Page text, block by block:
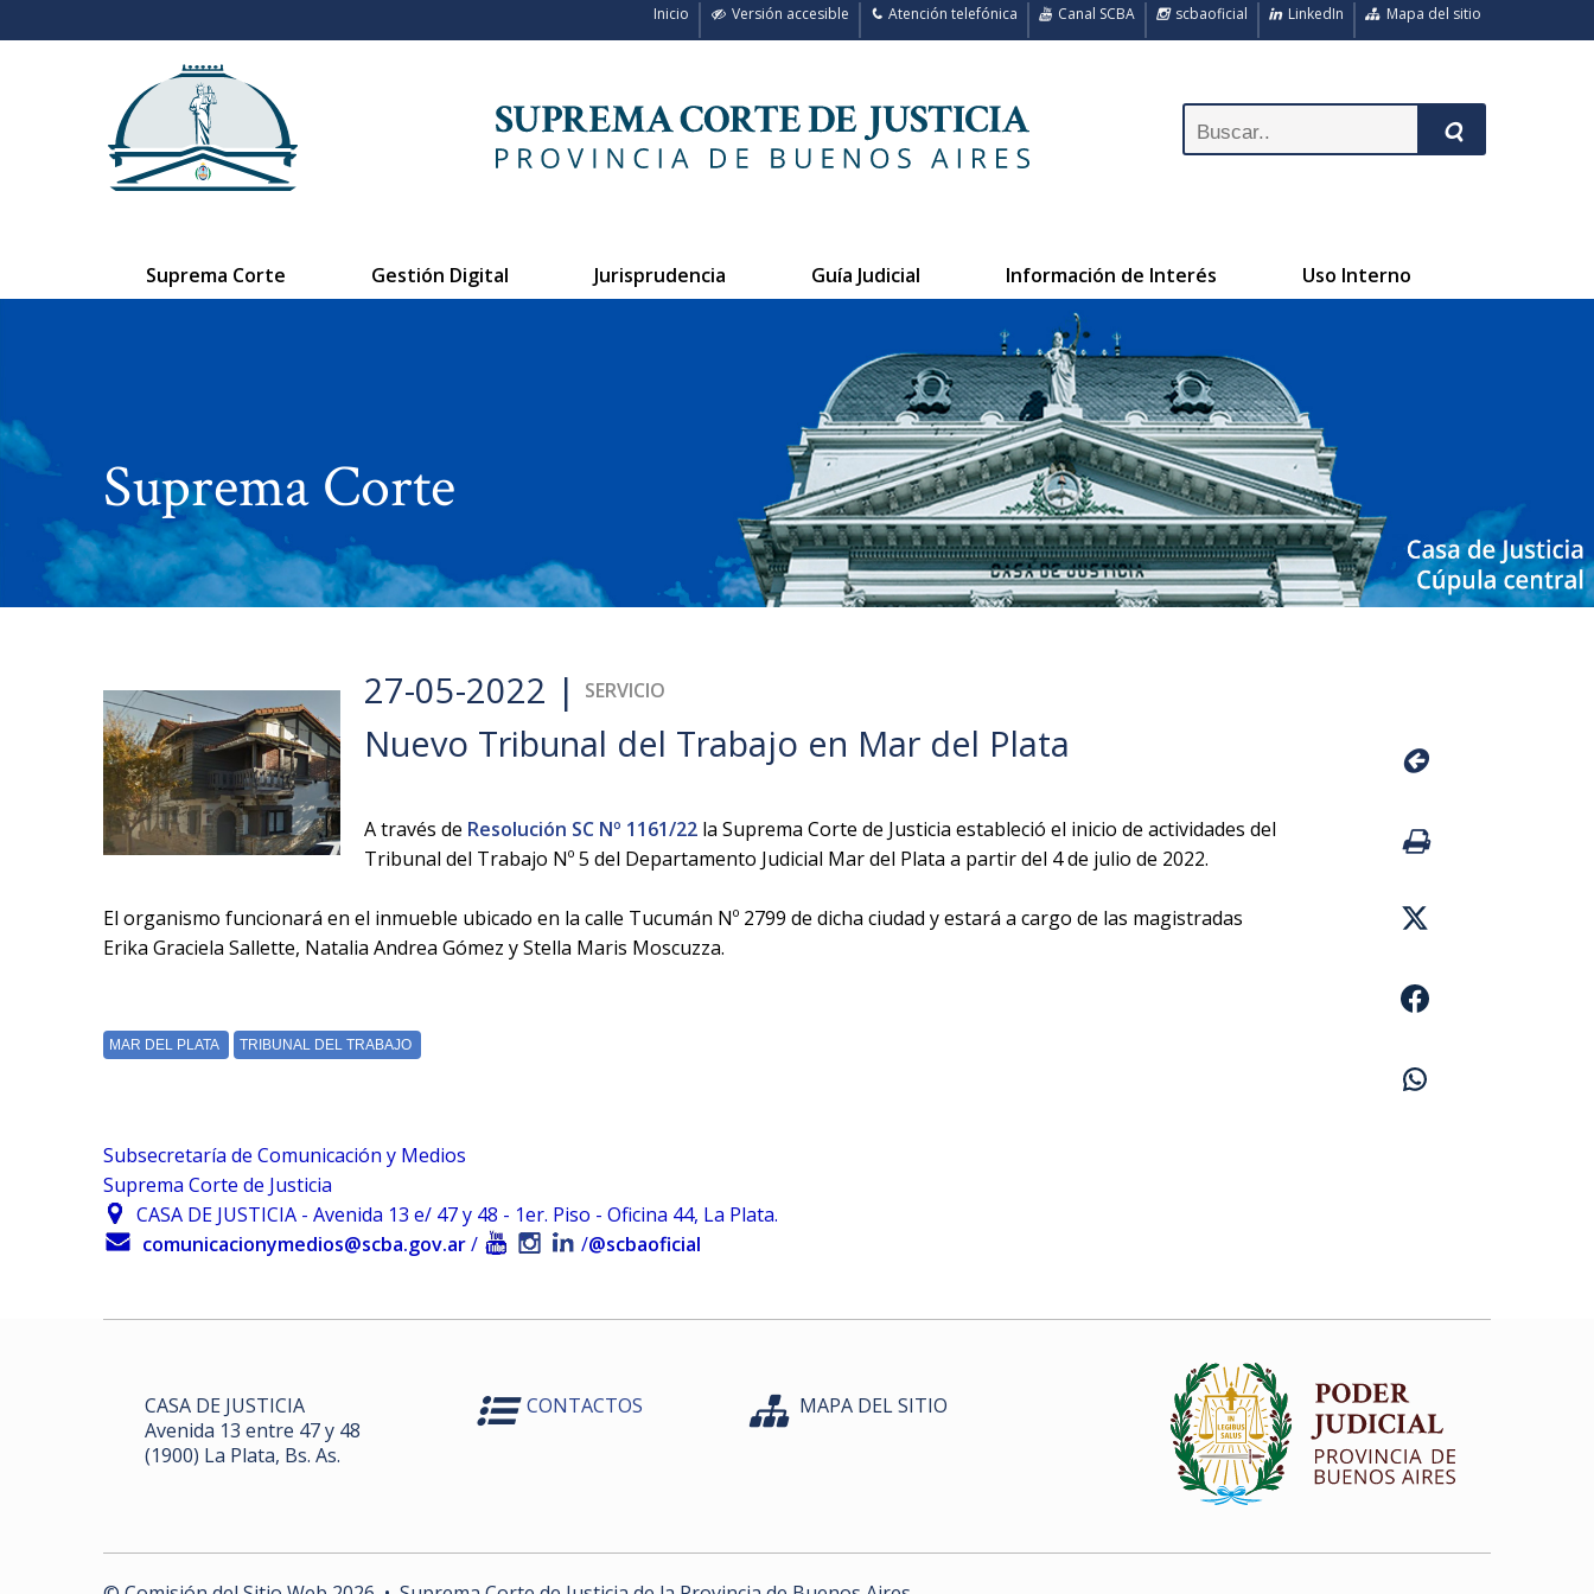
Mapa del sitio
LinkedIn
scbaoficial
Canal SCBA
Atención telefónica
Versión accesible
Inicio
Suprema Corte Gestión Digital Jurisprudencia Guía Judicial Información de Interés Uso Interno
Suprema Corte
27-05-2022 | SERVICIO
Nuevo Tribunal del Trabajo en Mar del Plata
A través de Resolución SC Nº 1161/22 la Suprema Corte de Justicia estableció el inicio de actividades del
Tribunal del Trabajo Nº 5 del Departamento Judicial Mar del Plata a partir del 4 de julio de 2022.
El organismo funcionará en el inmueble ubicado en la calle Tucumán Nº 2799 de dicha ciudad y estará a cargo de las magistradas
Erika Graciela Sallette, Natalia Andrea Gómez y Stella Maris Moscuzza.
Subsecretaría de Comunicación y Medios
Suprema Corte de Justicia
CASA DE JUSTICIA - Avenida 13 e/ 47 y 48 - 1er. Piso - Oficina 44, La Plata.
comunicacionymedios@scba.gov.ar/ /@scbaoficial
CASA DE JUSTICIA
Avenida 13 entre 47 y 48
(1900) La Plata, Bs. As.
CONTACTOS MAPA DEL SITIO